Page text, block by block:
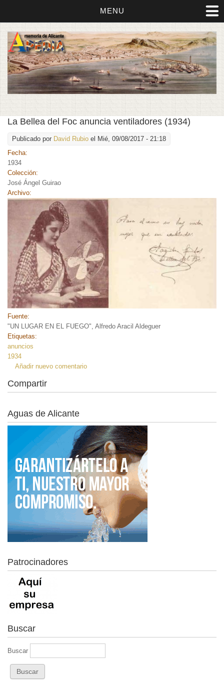
MENU
La Bellea del Foc anuncia ventiladores (1934)
Publicado por David Rubio el Mié, 09/08/2017 - 21:18
Fecha:
1934
Colección:
José Ángel Guirao
Archivo:
Fuente:
"UN LUGAR EN EL FUEGO", Alfredo Aracil Aldeguer
Etiquetas:
anuncios
1934
Añadir nuevo comentario
Compartir
Aguas de Alicante
Patrocinadores
Buscar
Buscar